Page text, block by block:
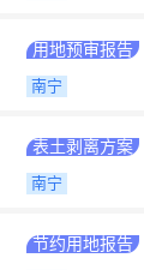
用地预审报告
南宁
表土剥离方案
南宁
节约用地报告